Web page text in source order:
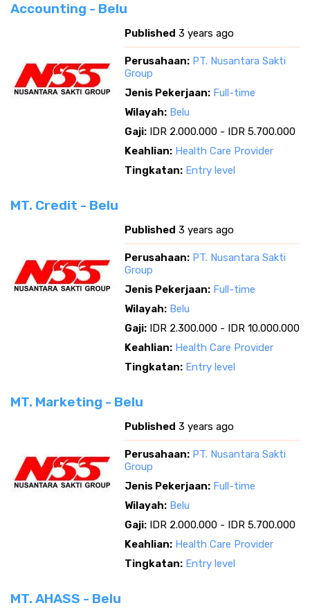
Accounting - Belu
Published 3 years ago
Perusahaan: PT. Nusantara Sakti
Group
Jenis Pekerjaan: Full-time
Wilayah: Belu
Gaji: IDR 2.000.000 - IDR 5.700.000
Keahlian: Health Care Provider
Tingkatan: Entry level
MT. Credit - Belu
Published 3 years ago
Perusahaan: PT. Nusantara Sakti
Group
Jenis Pekerjaan: Full-time
Wilayah: Belu
Gaji: IDR 2.300.000 - IDR 10.000.000
Keahlian: Health Care Provider
Tingkatan: Entry level
MT. Marketing - Belu
Published 3 years ago
Perusahaan: PT. Nusantara Sakti
Group
Jenis Pekerjaan: Full-time
Wilayah: Belu
Gaji: IDR 2.000.000 - IDR 5.700.000
Keahlian: Health Care Provider
Tingkatan: Entry level
MT. AHASS - Belu